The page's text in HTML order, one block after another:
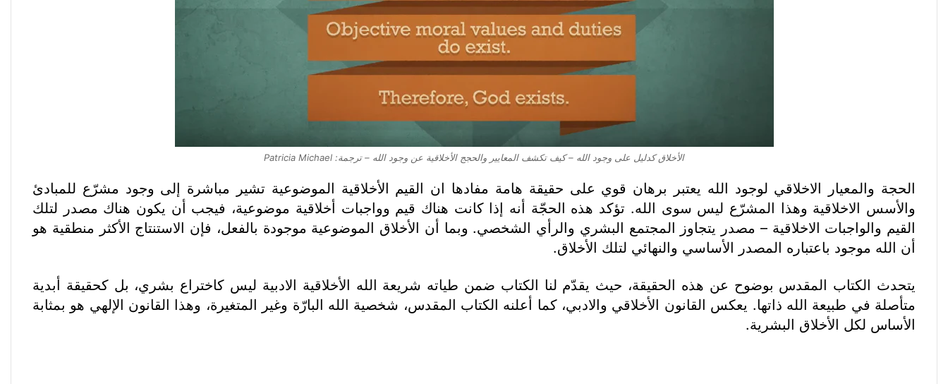
الأخلاق كدليل على وجود الله – كيف تكشف المعايير والحجج الأخلاقية عن وجود الله – ترجمة: Patricia Michael
الحجة والمعيار الاخلاقي لوجود الله يعتبر برهان قوي على حقيقة هامة مفادها ان القيم الأخلاقية الموضوعية تشير مباشرة إلى وجود مشرّع للمبادئ
والأسس الاخلاقية وهذا المشرّع ليس سوى الله. تؤكد هذه الحجّة أنه إذا كانت هناك قيم وواجبات أخلاقية موضوعية، فيجب أن يكون هناك مصدر لتلك
القيم والواجبات الاخلاقية – مصدر يتجاوز المجتمع البشري والرأي الشخصي. وبما أن الأخلاق الموضوعية موجودة بالفعل، فإن الاستنتاج الأكثر منطقية هو
أن الله موجود باعتباره المصدر الأساسي والنهائي لتلك الأخلاق.
يتحدث الكتاب المقدس بوضوح عن هذه الحقيقة، حيث يقدّم لنا الكتاب ضمن طياته شريعة الله الأخلاقية الادبية ليس كاختراع بشري، بل كحقيقة أبدية
متأصلة في طبيعة الله ذاتها. يعكس القانون الأخلاقي والادبي، كما أعلنه الكتاب المقدس، شخصية الله البارّة وغير المتغيرة، وهذا القانون الإلهي هو بمثابة
الأساس لكل الأخلاق البشرية.